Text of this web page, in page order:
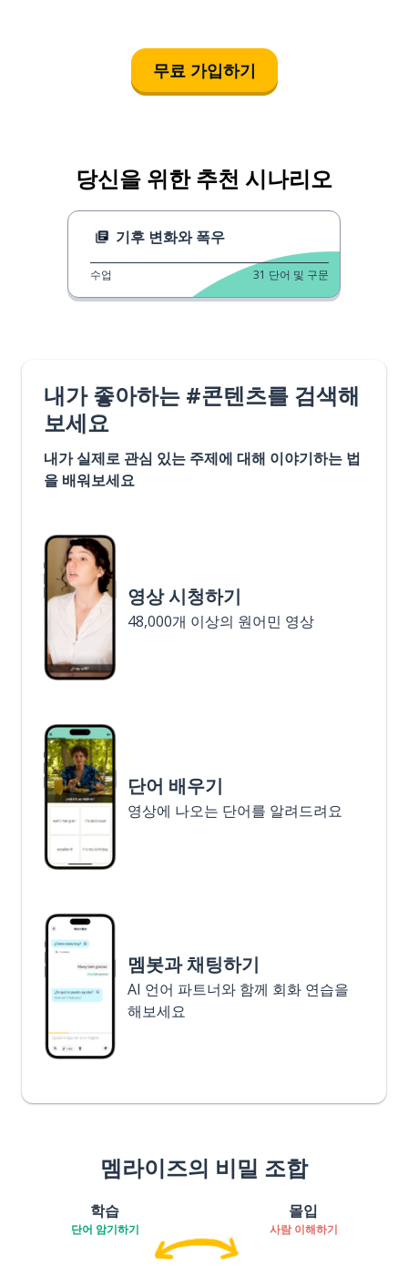
무료 가입하기
당신을 위한 추천 시나리오
기후 변화와 폭우
수업 31 단어 및 구문
내가 좋아하는 #콘텐츠를 검색해
보세요
내가 실제로 관심 있는 주제에 대해 이야기하는 법
을 배워보세요
영상 시청하기
48,000개 이상의 원어민 영상
단어 배우기
영상에 나오는 단어를 알려드려요
멤봇과 채팅하기
AI 언어 파트너와 함께 회화 연습을
해보세요
멤라이즈의 비밀 조합
학습
단어 암기하기
몰입
사람 이해하기